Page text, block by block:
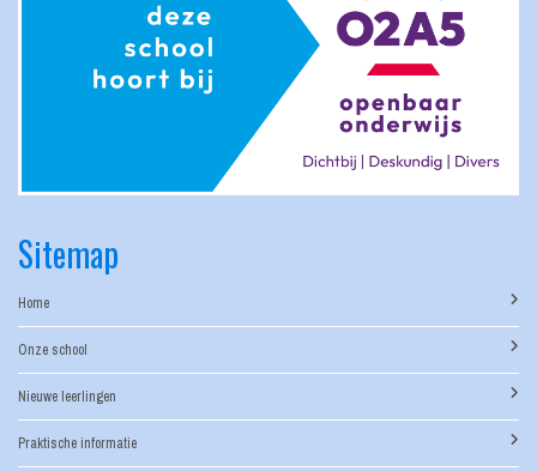
Sitemap
Home
Onze school
Nieuwe leerlingen
Praktische informatie